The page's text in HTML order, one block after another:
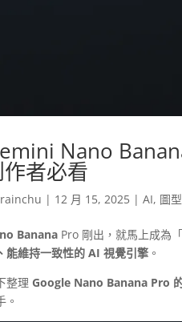
Nano
者必看
rainchu | 12 月 15, 2025 |AI, 圖
Banana Pro 剛出，就馬上成為
能維持一致性的 AI 視覺引擎 。
整理 Google Nano Banana Pro
。